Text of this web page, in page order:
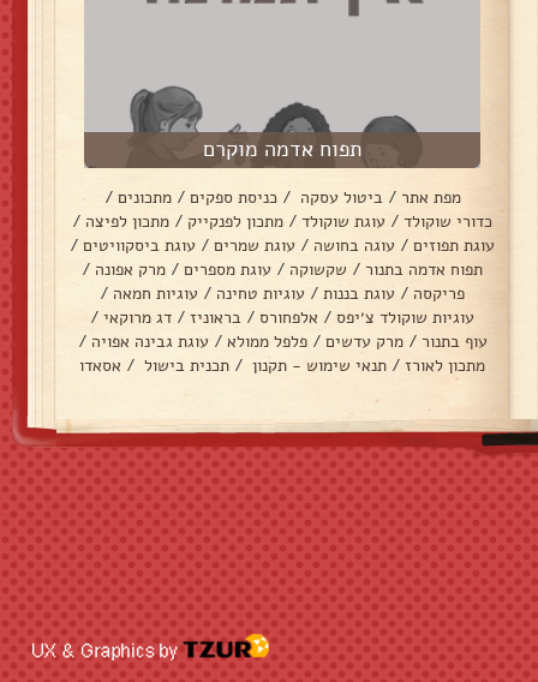
תפוח אדמה מוקרם
מפת אתר / ביטול עסקה / כניסת ספקים / מתכונים /
כדורי שוקולד / עוגת שוקולד / מתכון לפנקייק / מתכון לפיצה /
עוגת תפוזים / עוגה בחושה / עוגת שמרים / עוגת ביסקוויטים /
תפוח אדמה בתנור / שקשוקה / עוגת מספרים / מרק אפונה /
פריקסה / עוגת בננות / עוגיות טחינה / עוגיות חמאה /
עוגיות שוקולד צ׳יפס / אלפחורס / בראוניז / דג מרוקאי /
עוף בתנור / מרק עדשים / פלפל ממולא / עוגת גבינה אפויה /
מתכון לאורז / תנאי שימוש - תקנון / תכנית בישול / אסאדו